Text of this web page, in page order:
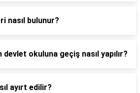
nasıl bulunur?
okuluna geçiş nasıl yapılır?
ayırt edilir?